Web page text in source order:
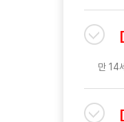
만 14